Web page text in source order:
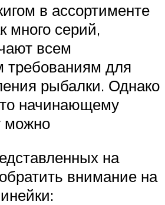
в ассортименте
много серий,
всем
для
рыбалки. Однако
начинающему
можно
на
внимание на